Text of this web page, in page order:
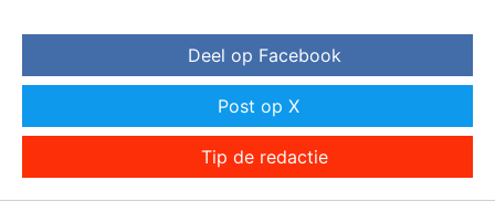
Deel op Facebook
Post op X
Tip de redactie